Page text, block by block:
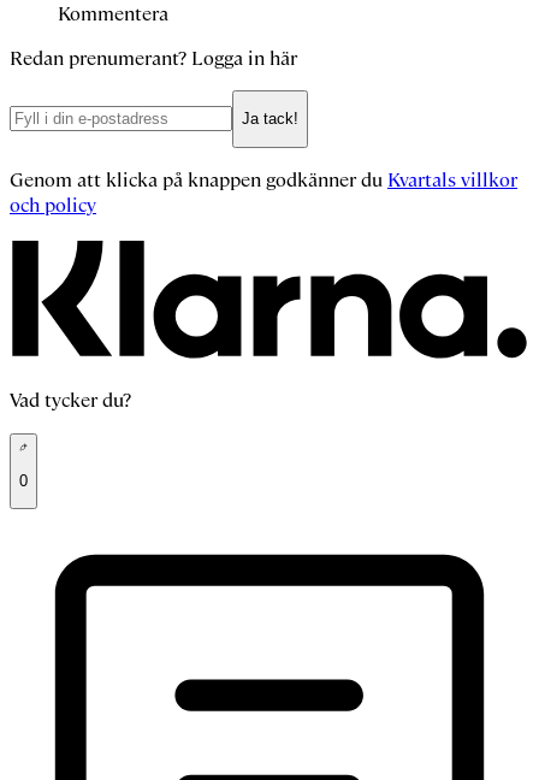
Kommentera
Redan prenumerant? Logga in här
Ja tack!
Genom att klicka på knappen godkänner du Kvartals villkor
och policy
Vad tycker du?
0